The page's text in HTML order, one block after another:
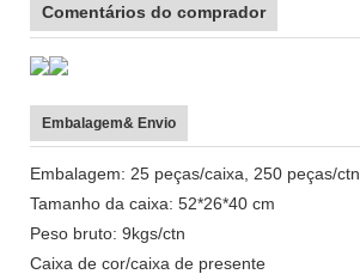
Comentários do comprador
Embalagem& Envio
Embalagem: 25 peças/caixa, 250 peças/ctn
Tamanho da caixa: 52*26*40 cm
Peso bruto: 9kgs/ctn
Caixa de cor/caixa de presente